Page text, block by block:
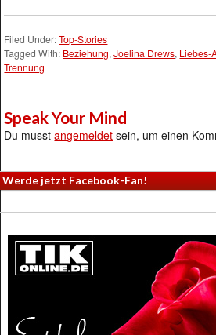
Filed Under:Top-Stories
Tagged With: Beziehung,Joelina Drews, Liebes-
Trennung
Speak Your Mind
Du musstangemeldet sein, um einen
Werde jetzt Facebook-Fan!